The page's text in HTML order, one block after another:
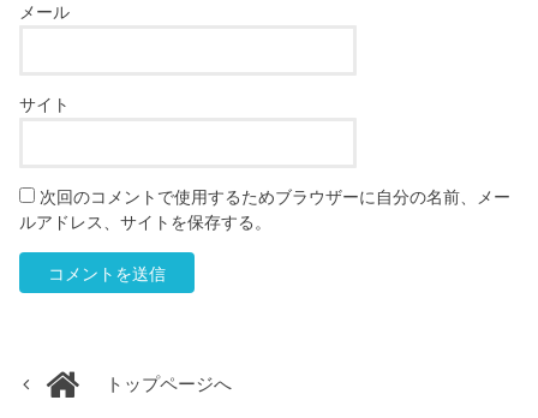
メール
サイト
次回のコメントで使用するためブラウザーに自分の名前、メー
ルアドレス、サイトを保存する。
トップページへ